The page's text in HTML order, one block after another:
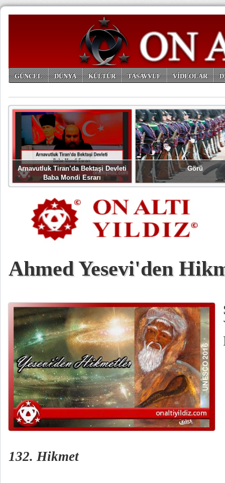
GÜNCEL DÜNYA KÜLTÜR TASAVVUF VİDEOLAR
Arnavutluk Tiran’da Bektaşi Devleti
Baba Mondi Esrarı
Görü
Ahmed Yesevi'den
132. Hikmet